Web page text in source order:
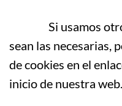
Si usamos otro
sean las necesarias,
de cookies en el
inicio de nuestra web.